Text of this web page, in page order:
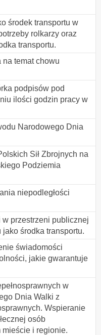
środek transportu w
rolkarzy oraz
transportu.
temat chowu
podpisów pod
ilości godzin pracy w
Narodowego Dnia
Sił Zbrojnych na
Podziemia
niepodległości
przestrzeni publicznej
środka transportu.
świadomości
jakie gwarantuje
w
Dnia Walki z
Wspieranie
osób
mieście i regionie.